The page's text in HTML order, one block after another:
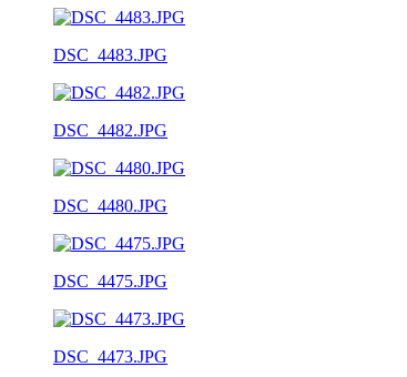
DSC_4483.JPG
DSC_4482.JPG
DSC_4480.JPG
DSC_4475.JPG
DSC_4473.JPG